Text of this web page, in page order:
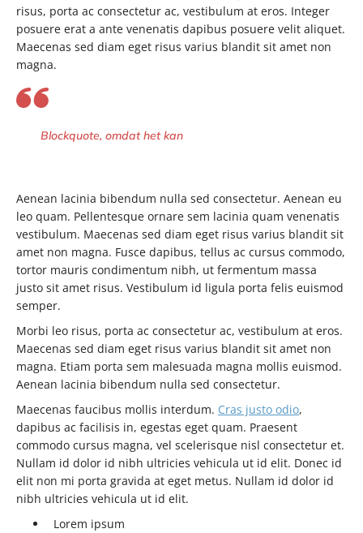
risus, porta ac consectetur ac, vestibulum at eros. Integer
posuere erat a ante venenatis dapibus posuere velit aliquet.
Maecenas sed diam eget risus varius blandit sit amet non
magna.
Blockquote, omdat het kan
Aenean lacinia bibendum nulla sed consectetur. Aenean eu
leo quam. Pellentesque ornare sem lacinia quam venenatis
vestibulum. Maecenas sed diam eget risus varius blandit sit
amet non magna. Fusce dapibus, tellus ac cursus commodo,
tortor mauris condimentum nibh, ut fermentum massa
justo sit amet risus. Vestibulum id ligula porta felis euismod
semper.
Morbi leo risus, porta ac consectetur ac, vestibulum at eros.
Maecenas sed diam eget risus varius blandit sit amet non
magna. Etiam porta sem malesuada magna mollis euismod.
Aenean lacinia bibendum nulla sed consectetur.
Maecenas faucibus mollis interdum. Cras justo odio,
dapibus ac facilisis in, egestas eget quam. Praesent
commodo cursus magna, vel scelerisque nisl consectetur et.
Nullam id dolor id nibh ultricies vehicula ut id elit. Donec id
elit non mi porta gravida at eget metus. Nullam id dolor id
nibh ultricies vehicula ut id elit.
Lorem ipsum